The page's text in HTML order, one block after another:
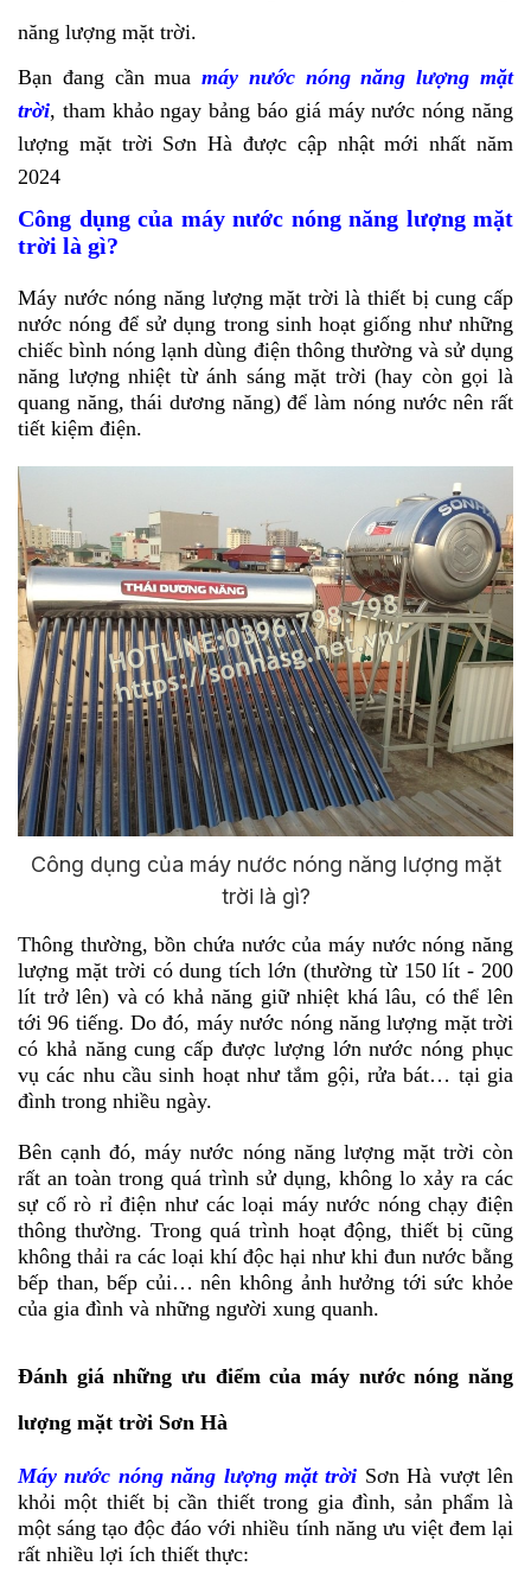
năng lượng mặt trời.
Bạn đang cần muamáy nước nóng năng lượng mặt
trời, tham khảo ngay bảng báo giá máy nước nóng năng
lượng mặt trời Sơn Hà được cập nhật mới nhất năm
2024
Công dụng của máy nước nóng năng lượng mặt
trời là gì?
Máy nước nóng năng lượng mặt trời là thiết bị cung cấp
nước nóng để sử dụng trong sinh hoạt giống như những
chiếc bình nóng lạnh dùng điện thông thường và sử dụng
năng lượng nhiệt từ ánh sáng mặt trời (hay còn gọi là
quang năng, thái dương năng) để làm nóng nước nên rất
tiết kiệm điện.
Công dụng của máy nước nóng năng lượng mặt
trời là gì?
Thông thường, bồn chứa nước của máy nước nóng năng
lượng mặt trời có dung tích lớn (thường từ 150 lít - 200
lít trở lên) và có khả năng giữ nhiệt khá lâu, có thể lên
tới 96 tiếng. Do đó, máy nước nóng năng lượng mặt trời
có khả năng cung cấp được lượng lớn nước nóng phục
vụ các nhu cầu sinh hoạt như tắm gội, rửa bát… tại gia
đình trong nhiều ngày.
Bên cạnh đó, máy nước nóng năng lượng mặt trời còn
rất an toàn trong quá trình sử dụng, không lo xảy ra các
sự cố rò rỉ điện như các loại máy nước nóng chạy điện
thông thường. Trong quá trình hoạt động, thiết bị cũng
không thải ra các loại khí độc hại như khi đun nước bằng
bếp than, bếp củi… nên không ảnh hưởng tới sức khỏe
của gia đình và những người xung quanh.
Đánh giá những ưu điểm của máy nước nóng năng
lượng mặt trời Sơn Hà
Máy nước nóng năng lượng mặt trời Sơn Hà vượt lên
khỏi một thiết bị cần thiết trong gia đình, sản phẩm là
một sáng tạo độc đáo với nhiều tính năng ưu việt đem lại
rất nhiều lợi ích thiết thực: